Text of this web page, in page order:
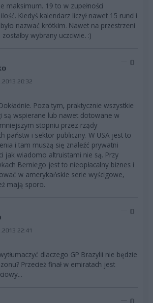
maksimum. 19 to w zupełności
Kiedyś kalendarz liczył nawet 15 rund i
nazwać krótkim. Nawet na przestrzeni
wybrany uczciwie. :)
20:32
0
Poza tym, praktycznie wszystkie
są wspierane lub nawet dotowane w
stopniu przez rządy
państw i sektor publiczny. W USA jest to
i tam muszą się znaleźć prywatni
jak wiadomo altruistami nie są. Przy
Berniego jest to nieopłacalny biznes i
w amerykańskie serie wyścigowe,
mają sporo.
22:41
0
dlaczego GP Brazylii nie będzie
Przecież finał w emiratach jest